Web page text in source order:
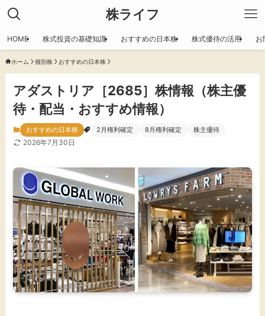
株ライフ
HOME 株式投資の基礎知識 おすすめの日本株 株式優待の活用 お
ホーム 個別株 おすすめの日本株
アダストリア［2685］株情報（株主優
待・配当・おすすめ情報）
おすすめの日本株 2月権利確定 8月権利確定 株主優待
2026年7月30日